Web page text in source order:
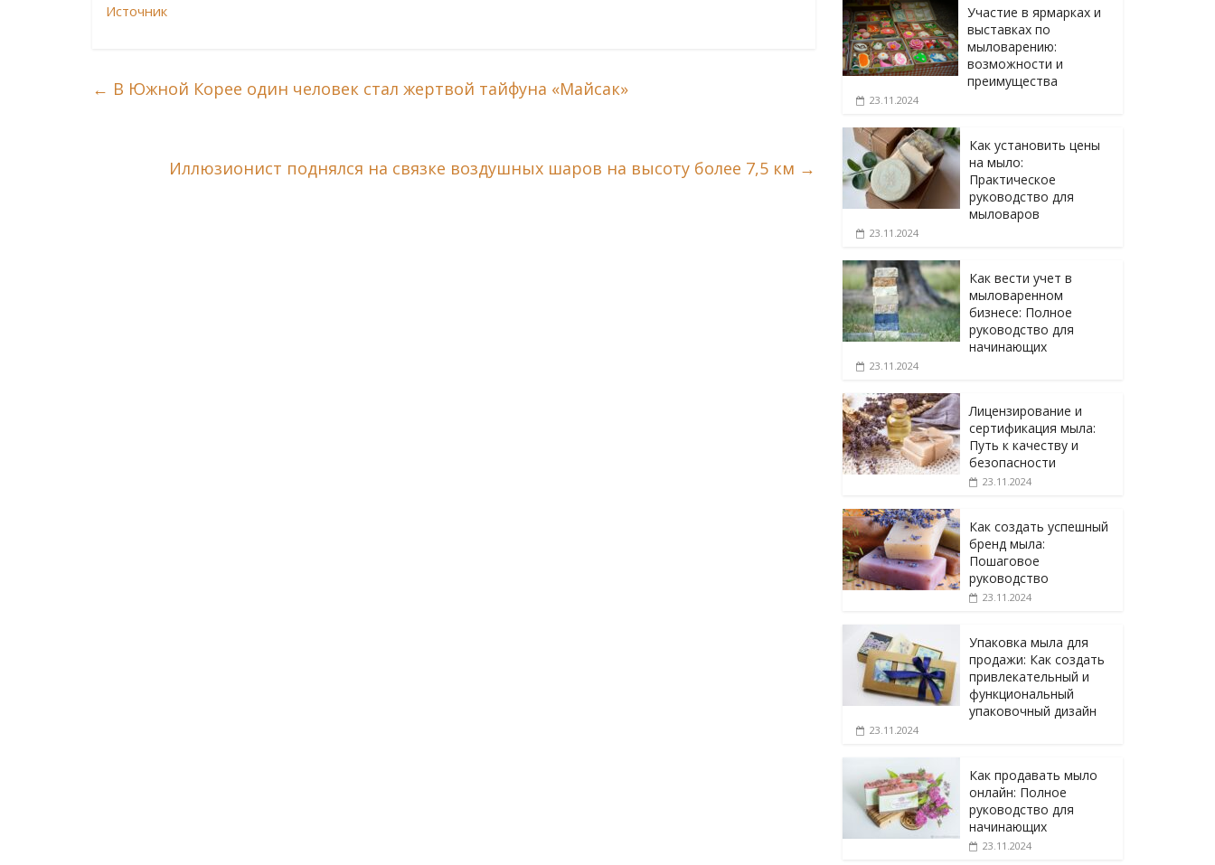
Источник
← В Южной Корее один человек стал жертвой тайфуна «Майсак»
Иллюзионист поднялся на связке воздушных шаров на высоту более 7,5 км →
Участие в ярмарках и
выставках по
мыловарению:
возможности и
преимущества
23.11.2024
Как установить цены
на мыло:
Практическое
руководство для
мыловаров
23.11.2024
Как вести учет в
мыловаренном
бизнесе: Полное
руководство для
начинающих
23.11.2024
Лицензирование и
сертификация мыла:
Путь к качеству и
безопасности
23.11.2024
Как создать успешный
бренд мыла:
Пошаговое
руководство
23.11.2024
Упаковка мыла для
продажи: Как создать
привлекательный и
функциональный
упаковочный дизайн
23.11.2024
Как продавать мыло
онлайн: Полное
руководство для
начинающих
23.11.2024